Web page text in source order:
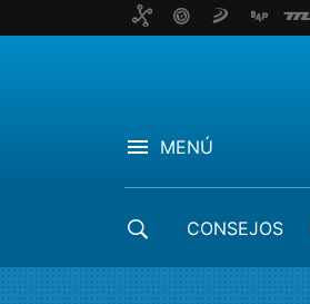
MENÚ
CONSEJOS